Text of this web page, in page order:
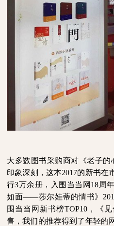
大多数 图书采购商对《老子的
印象深刻，这本2017的新书在
行3万余册，入围当当网18周年
如面——莎尔娃蒂的情书》
围当当网新书榜TOP10，《
售，我们的推荐得到了年轻的